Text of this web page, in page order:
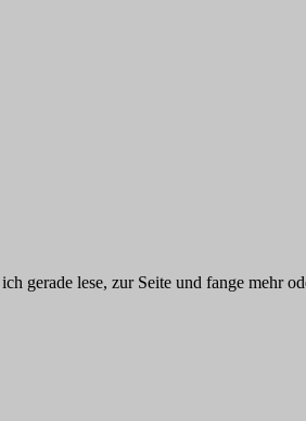
gerade lese, zur Seite und fange mehr